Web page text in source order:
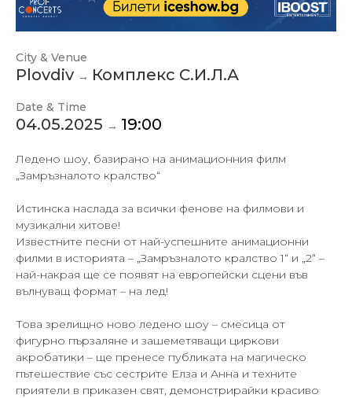
City & Venue
Plovdiv → Комплекс С.И.Л.А
Date & Time
04.05.2025 → 19:00
Ледено шоу, базирано на анимационния филм
„Замръзналото кралство“
Истинска наслада за всички фенове на филмови и
музикални хитове!
Известните песни от най-успешните анимационни
филми в историята – „Замръзналото кралство 1“ и „2“ –
най-накрая ще се появят на европейски сцени във
вълнуващ формат – на лед!
Това зрелищно ново ледено шоу – смесица от
фигурно пързаляне и зашеметяващи циркови
акробатики – ще пренесе публиката на магическо
пътешествие със сестрите Елза и Анна и техните
приятели в приказен свят, демонстрирайки красиво